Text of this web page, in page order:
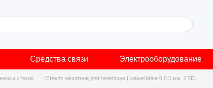
Средства связи Электрооборудование
и стекло Стекло защитное для телефона Huawei Mate 8 0.3 мм, 2.5D